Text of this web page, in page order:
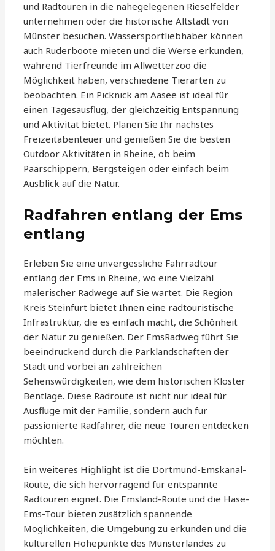
und Radtouren in die nahegelegenen Rieselfelder
unternehmen oder die historische Altstadt von
Münster besuchen. Wassersportliebhaber können
auch Ruderboote mieten und die Werse erkunden,
während Tierfreunde im Allwetterzoo die
Möglichkeit haben, verschiedene Tierarten zu
beobachten. Ein Picknick am Aasee ist ideal für
einen Tagesausflug, der gleichzeitig Entspannung
und Aktivität bietet. Planen Sie Ihr nächstes
Freizeitabenteuer und genießen Sie die besten
Outdoor Aktivitäten in Rheine, ob beim
Paarschippern, Bergsteigen oder einfach beim
Ausblick auf die Natur.
Radfahren entlang der Ems
entlang
Erleben Sie eine unvergessliche Fahrradtour
entlang der Ems in Rheine, wo eine Vielzahl
malerischer Radwege auf Sie wartet. Die Region
Kreis Steinfurt bietet Ihnen eine radtouristische
Infrastruktur, die es einfach macht, die Schönheit
der Natur zu genießen. Der EmsRadweg führt Sie
beeindruckend durch die Parklandschaften der
Stadt und vorbei an zahlreichen
Sehenswürdigkeiten, wie dem historischen Kloster
Bentlage. Diese Radroute ist nicht nur ideal für
Ausflüge mit der Familie, sondern auch für
passionierte Radfahrer, die neue Touren entdecken
möchten.
Ein weiteres Highlight ist die Dortmund-Emskanal-
Route, die sich hervorragend für entspannte
Radtouren eignet. Die Emsland-Route und die Hase-
Ems-Tour bieten zusätzlich spannende
Möglichkeiten, die Umgebung zu erkunden und die
kulturellen Höhepunkte des Münsterlandes zu